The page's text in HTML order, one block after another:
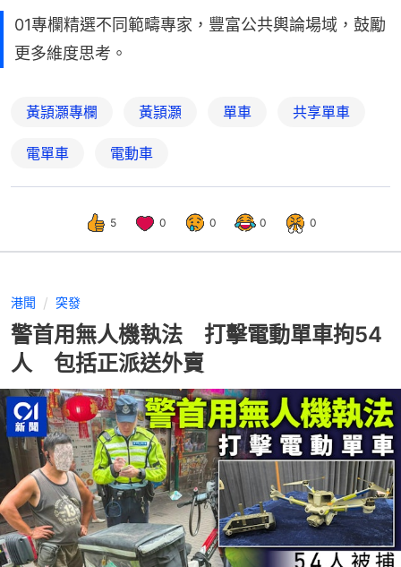
01專欄精選不同範疇專家，豐富公共輿論場域，鼓勵
更多維度思考。
黃頴灝專欄 黃頴灝 單車 共享單車
電單車 電動車
5 0 0 0 0
港聞 突發
警首用無人機執法 打擊電動單車拘54
人 包括正派送外賣